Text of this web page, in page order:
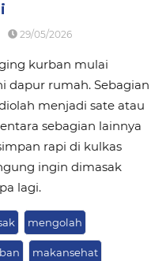
29/05/2026
kurban mulai
dapur rumah. Sebagian
menjadi sate atau
sebagian lainnya
rapi di kulkas
ingin dimasak
lagi.
mengolah
makansehat